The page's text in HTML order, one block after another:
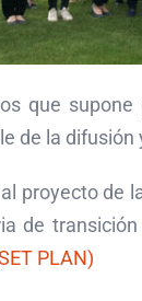
que
de la difusión
proyecto de
de
PLAN)